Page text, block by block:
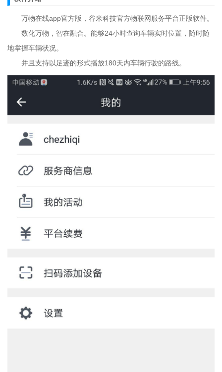
万物在线app官方版，谷米科技官方物联网服务平台正版软件。
数化万物，智在融合。能够24小时查询车辆实时位置，随时随
地掌握车辆状况。
并且支持以足迹的形式播放180天内车辆行驶的路线。